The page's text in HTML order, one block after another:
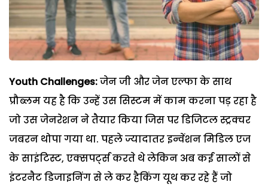
Youth Challenges:जेन जी और जेन एल्फा के साथ
प्रौब्लम यह है कि उन्हें उस सिस्टम में काम करना पड़ रहा है
जो उस जेनरेशन ने तैयार किया जिस पर डिजिटल स्ट्रक्चर
जबरन थोपा गया था. पहले ज्यादातर इन्वेंशन मिडिल एज
के साइंटिस्ट, एक्सपर्ट्स करते थे लेकिन अब कई सालों से
इंटरनैट डिजाइनिंग से ले कर हैकिंग यूथ कर रहे हैं जो